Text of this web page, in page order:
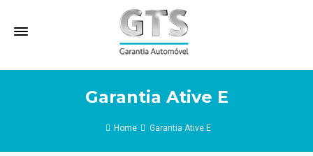
Garantia Ative E
Home Garantia Ative E